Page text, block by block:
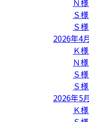
Ｎ
Ｓ
Ｓ
2026年4
Ｋ
Ｎ
Ｓ
Ｓ
2026年5
Ｋ